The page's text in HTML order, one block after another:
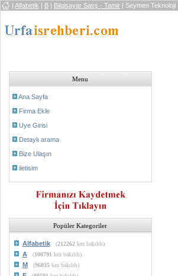
| Alfabetik | B | Bilgisayar Satış - Tamir | Seymen Teknoloji
Menu
Ana Sayfa
Firma Ekle
Uye Girisi
Detaylı arama
Bize Ulaşın
iletisim
Popüler Kategoriler
Alfabetik (212262kez bakıldı)
A (100791 kez bakıldı)
M (96035kez bakıldı)